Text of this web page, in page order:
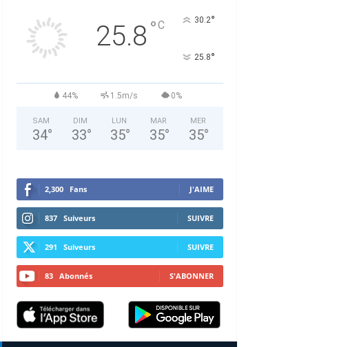
25.8 °C 30.2°
25.8°
44% 1.5m/s 0%
SAM
34°
DIM
33°
LUN
35°
MAR
35°
MER
35°
2,300 Fans J'AIME
837 Suiveurs SUIVRE
291 Suiveurs SUIVRE
83 Abonnés S'ABONNER